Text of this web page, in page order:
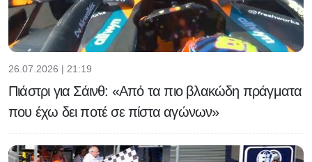
26.07.2026 | 21:19
Πιάστρι για Σάινθ: «Από τα πιο βλακώδη πράγματα
που έχω δει ποτέ σε πίστα αγώνων»